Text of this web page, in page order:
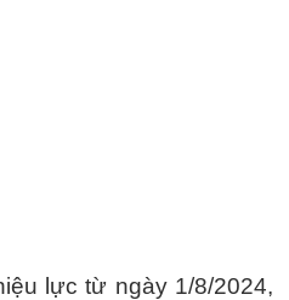
lực từ ngày 1/8/2024,